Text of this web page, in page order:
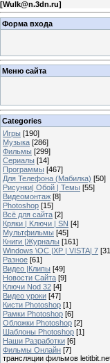
[Wulk@n.3dn.ru]
Форма входа
Меню сайта
Categories
Игры [190]
Музыка [286]
Фильмы [299]
Сериалы [14]
Программы [467]
Для Телефона (Мабилка) [50]
Рисунки| Обой | Темы [55]
Видеомонтаж [8]
Photoshop [15]
Всё для сайта [2]
Кряки | Kлючи | SN [4]
Мультфильмы [45]
Книги |Журналы [161]
Windows \OC |XP | VISTA| 7
Разное [61]
Видео |Клипы [49]
Новости Сайта [9]
Ключи Nod 32 [4]
Видео уроки [47]
Кисти Photoshop [1]
Рамки Photoshop [6]
Обложки Photoshop [2]
Шаблоны Photoshop [1]
Наши Разработки [6]
Фильмы Онлайн [7]
трансляции фильмов